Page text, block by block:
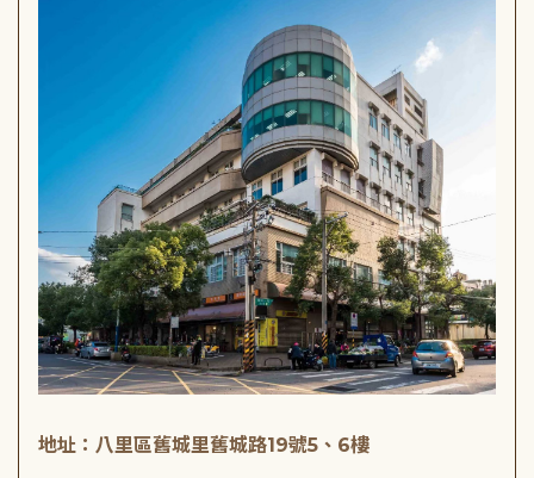
地址：八里區舊城里舊城路19號5、6樓